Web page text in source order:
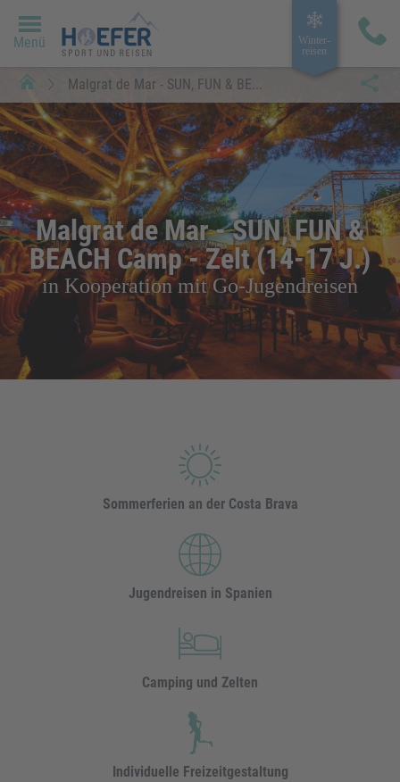
Menü
Winter­
reisen
Malgrat de Mar - SUN, FUN & BE...
Malgrat de Mar - SUN, FUN &
BEACH Camp - Zelt (14-17 J.)
in Kooperation mit Go-Jugendreisen
Sommerferien an der Costa Brava
Jugendreisen in Spanien
Camping und Zelten
Individuelle Freizeitgestaltung